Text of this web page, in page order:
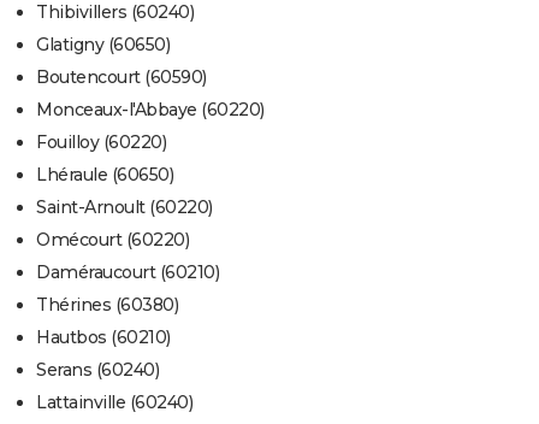
Thibivillers (60240)
Glatigny (60650)
Boutencourt (60590)
Monceaux-l'Abbaye (60220)
Fouilloy (60220)
Lhéraule (60650)
Saint-Arnoult (60220)
Omécourt (60220)
Daméraucourt (60210)
Thérines (60380)
Hautbos (60210)
Serans (60240)
Lattainville (60240)